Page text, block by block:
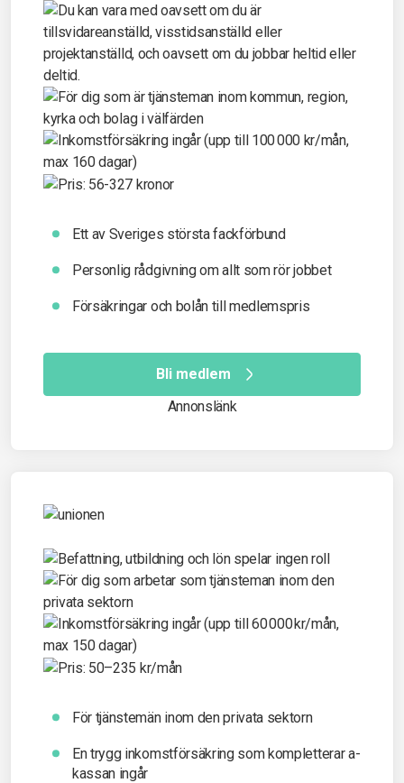
Ett av Sveriges största fackförbund
Personlig rådgivning om allt som rör jobbet
Försäkringar och bolån till medlemspris
Bli medlem
Annonslänk
För tjänstemän inom den privata sektorn
En trygg inkomst­försäkring som kompletterar a-
kassan ingår